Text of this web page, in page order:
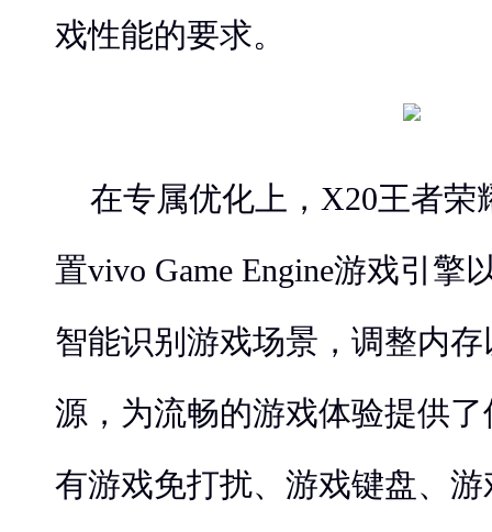
戏性能的要求。
在专属优化上，X20王者荣
置vivo Game Engine游戏引擎
智能识别游戏场景，调整内
源，为流畅的游戏体验提供
有游戏免打扰、游戏键盘、